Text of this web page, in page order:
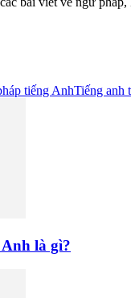
tiếng AnhTiếng anh
là gì?